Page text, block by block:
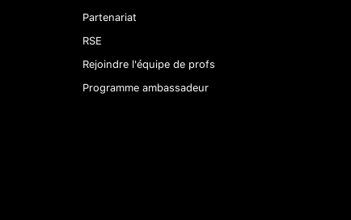
Partenariat
RSE
Rejoindre l'équipe de profs
Programme ambassadeur